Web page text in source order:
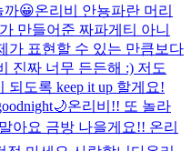
까😀온리비 안뇽파란 머리
만들어준 짜파게티 아니
가 표현할 수 있는 만큼보다
진짜 너무 든든해 :) 저도
도록 keep it up 할게요!
온리비!! 또 놀라
아요 금방 나을게요!! 온리